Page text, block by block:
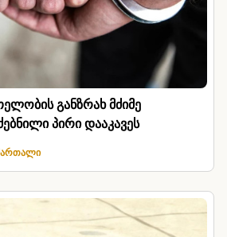
განზრახ მძიმე
პირი დააკავეს